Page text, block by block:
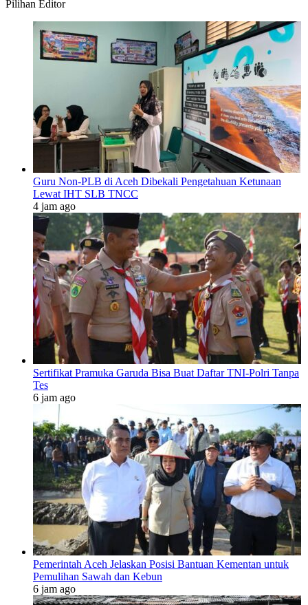
Pilihan Editor
Guru Non-PLB di Aceh Dibekali Pengetahuan Ketunaan
Lewat IHT SLB TNCC
4 jam ago
Sertifikat Pramuka Garuda Bisa Buat Daftar TNI-Polri Tanpa
Tes
6 jam ago
Pemerintah Aceh Jelaskan Posisi Bantuan Kementan untuk
Pemulihan Sawah dan Kebun
6 jam ago